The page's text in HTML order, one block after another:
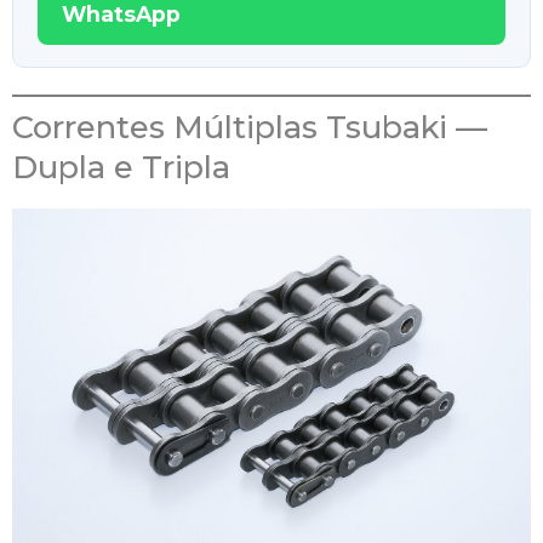
WhatsApp
Correntes Múltiplas Tsubaki —
Dupla e Tripla